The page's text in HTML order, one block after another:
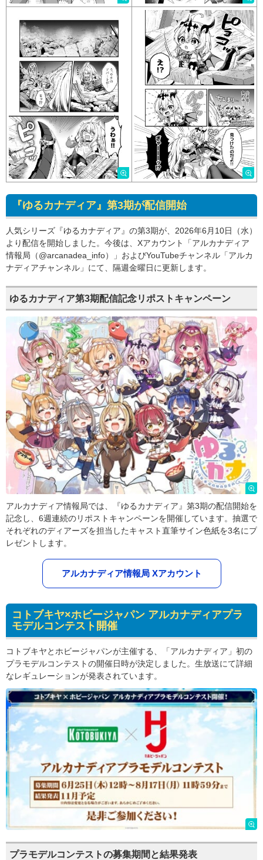
『ゆるカナディア』第3期が配信開始
人気シリーズ『ゆるカナディア』の第3期が、2026年6月10日（水）
より配信を開始しました。今後は、Xアカウント「アルカナディア
情報局（@arcanadea_info）」およびYouTubeチャンネル「アルカ
ナディアチャンネル」にて、隔週金曜日に更新します。
ゆるカナディア第3期配信記念リポストキャンペーン
アルカナディア情報局では、『ゆるカナディア』第3期の配信開始を
記念し、6週連続のリポストキャンペーンを開催しています。抽選で
それぞれのディアーズを担当したキャスト直筆サイン色紙を3名にプ
レゼントします。
アルカナディア情報局 Xアカウント
コトブキヤ×ホビージャパン アルカナディアプラ
モデルコンテスト開催
コトブキヤとホビージャパンが主催する、「アルカナディア」初の
プラモデルコンテストの開催日時が決定しました。生放送にて詳細
なレギュレーションが発表されています。
プラモデルコンテストの募集期間と結果発表